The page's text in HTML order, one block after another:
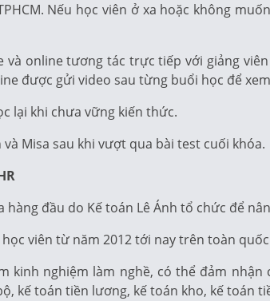
Nếu học viên ở xa hoặc không
online tương tác trực tiếp với giảng
được gửi video sau từng buổi học để
lại khi chưa vững kiến thức.
Misa sau khi vượt qua bài test cuối khóa.
đầu do Kế toán Lê Ánh tổ chức để
viên từ năm 2012 tới nay trên toàn
kinh nghiệm làm nghề, có thể đảm
kế toán tiền lương, kế toán kho, kế toán